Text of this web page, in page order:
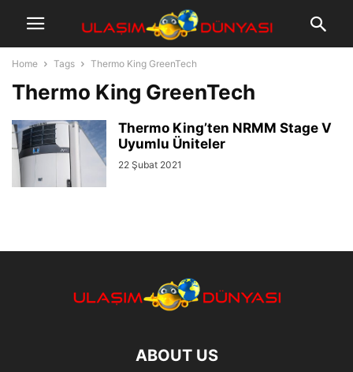
Home Tags Thermo King GreenTech
Thermo King GreenTech
Thermo King’ten NRMM Stage V
Uyumlu Üniteler
22 Şubat 2021
ABOUT US